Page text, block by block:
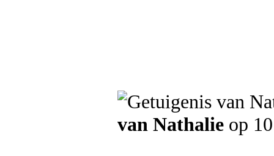
van Nathalie op